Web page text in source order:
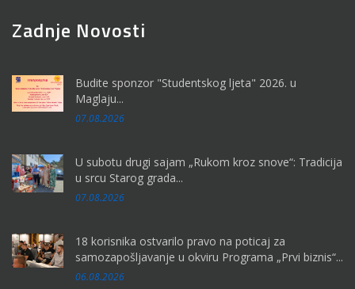
Zadnje Novosti
Budite sponzor "Studentskog ljeta" 2026. u
Maglaju...
07.08.2026
U subotu drugi sajam „Rukom kroz snove“: Tradicija
u srcu Starog grada...
07.08.2026
18 korisnika ostvarilo pravo na poticaj za
samozapošljavanje u okviru Programa „Prvi biznis“...
06.08.2026